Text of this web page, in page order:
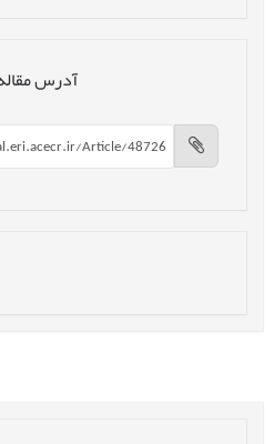
آدرس مقاله